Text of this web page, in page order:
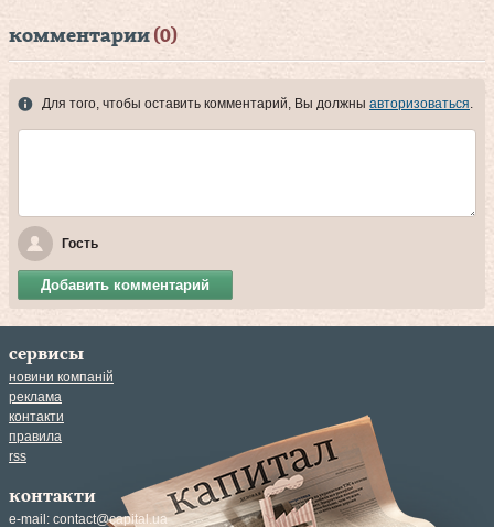
комментарии (0)
Для того, чтобы оставить комментарий, Вы должны авторизоваться.
Гость
Добавить комментарий
сервисы
новини компаній
реклама
контакти
правила
rss
контакти
e-mail: contact@capital.ua